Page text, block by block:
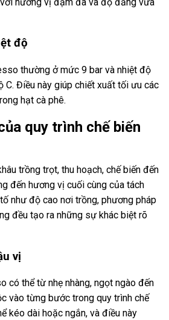
độ
thường ở mức 9 bar và nhiệt độ
C. Điều này giúp chiết xuất tối ưu các
hạt cà phê.
quy trình chế biến
trồng trọt, thu hoạch, chế biến đến
đến hương vị cuối cùng của tách
như độ cao nơi trồng, phương pháp
đều tạo ra những sự khác biệt rõ
vị
có thể từ nhẹ nhàng, ngọt ngào đến
vào từng bước trong quy trình chế
kéo dài hoặc ngắn, và điều này